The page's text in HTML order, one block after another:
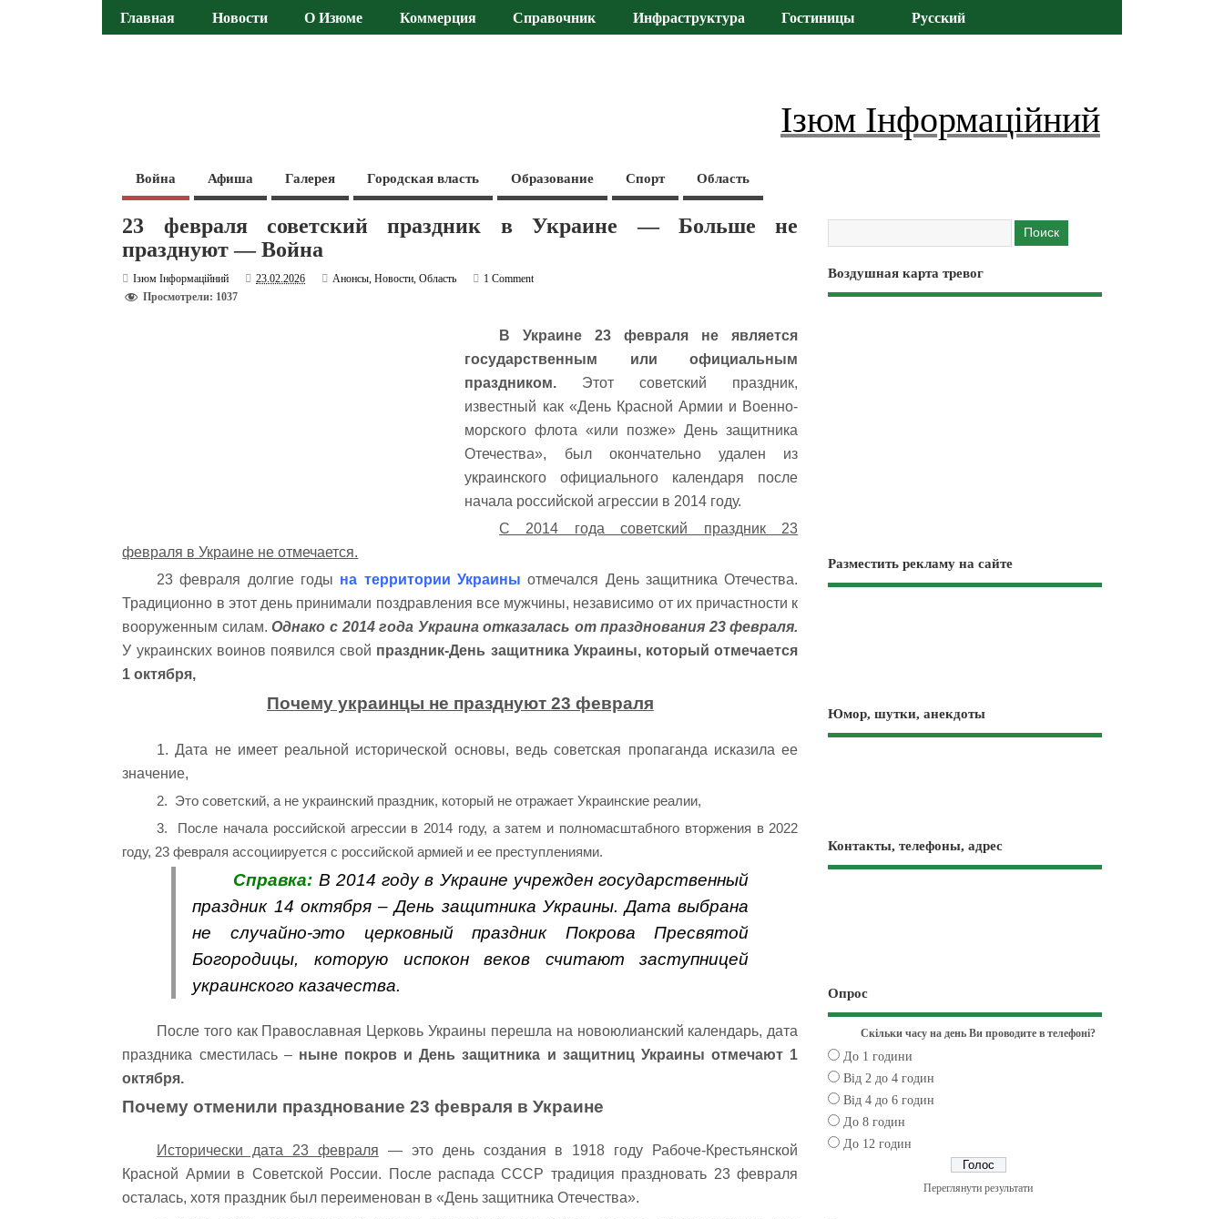
Главная Новости О Изюме Коммерция Справочник Инфраструктура Гостиницы Русский
Ізюм Інформаційний
Война Афиша Галерея Городская власть Образование Спорт Область
23 февраля советский праздник в Украине — Больше не
празднуют — Война
Ізюм Інформаційний 23.02.2026 Анонсы,Новости,Область
1 Comment
Просмотрели: 1037
В Украине 23 февраля не является
государственным или официальным
праздником. Этот советский праздник,
известный как «День Красной Армии и Военно-
морского флота «или позже» День защитника
Отечества», был окончательно удален из
украинского официального календаря после
начала российской агрессии в 2014 году.
С 2014 года советский праздник 23
февраля в Украине не отмечается.
23 февраля долгие годы на территории Украины отмечался День защитника Отечества.
Традиционно в этот день принимали поздравления все мужчины, независимо от их причастности к
вооруженным силам.Однако с 2014 года Украина отказалась от празднования 23 февраля.
У украинских воинов появился свой праздник-День защитника Украины, который отмечается
1 октября,
Почему украинцы не празднуют 23 февраля
1. Дата не имеет реальной исторической основы, ведь советская пропаганда исказила ее
значение,
2. Это советский, а не украинский праздник, который не отражает Украинские реалии,
3. После начала российской агрессии в 2014 году, а затем и полномасштабного вторжения в 2022
году, 23 февраля ассоциируется с российской армией и ее преступлениями.
Справка: В 2014 году в Украине учрежден государственный
праздник 14 октября – День защитника Украины. Дата выбрана
не случайно-это церковный праздник Покрова Пресвятой
Богородицы, которую испокон веков считают заступницей
украинского казачества.
После того как Православная Церковь Украины перешла на новоюлианский календарь, дата
праздника сместилась – ныне покров и День защитника и защитниц Украины отмечают 1
октября.
Почему отменили празднование 23 февраля в Украине
Исторически дата 23 февраля — это день создания в 1918 году Рабоче-Крестьянской
Красной Армии в Советской России. После распада СССР традиция праздновать 23 февраля
осталась, хотя праздник был переименован в «День защитника Отечества».
Воздушная карта тревог
Разместить рекламу на сайте
Юмор, шутки, анекдоты
Контакты, телефоны, адрес
Опрос
Скільки часу на день Ви проводите в телефоні?
До 1 години
Від 2 до 4 годин
Від 4 до 6 годин
До 8 годин
До 12 годин
Переглянути результати